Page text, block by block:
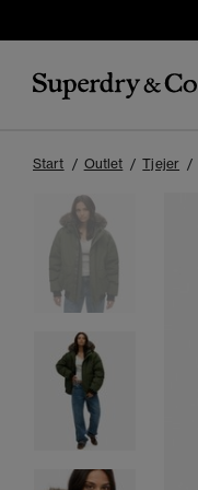
Start Outlet Tjejer